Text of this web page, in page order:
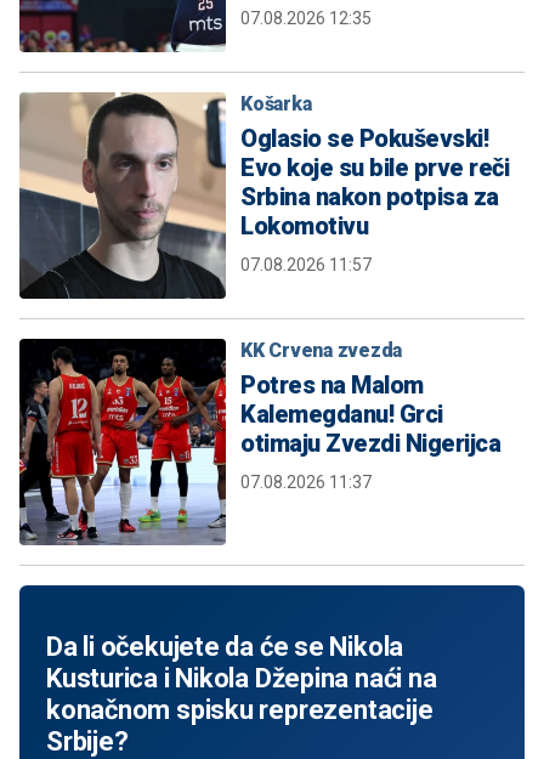
07.08.2026 12:35
Košarka
Oglasio se Pokuševski!
Evo koje su bile prve reči
Srbina nakon potpisa za
Lokomotivu
07.08.2026 11:57
KK Crvena zvezda
Potres na Malom
Kalemegdanu! Grci
otimaju Zvezdi Nigerijca
07.08.2026 11:37
Da li očekujete da će se Nikola
Kusturica i Nikola Džepina naći na
konačnom spisku reprezentacije
Srbije?